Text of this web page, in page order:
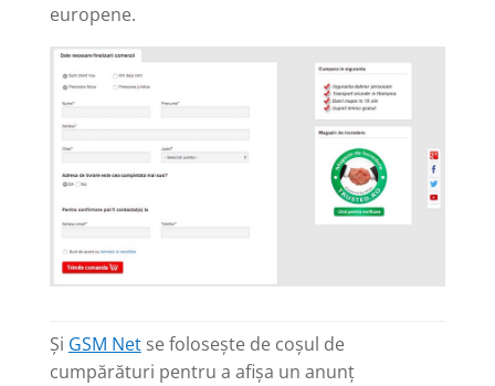
europene.
Și GSM Netse folosește de coșul de
cumpărături pentru a afișa un anunț